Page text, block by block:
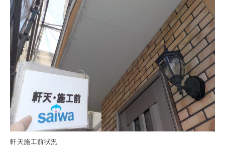
軒天施工前状況